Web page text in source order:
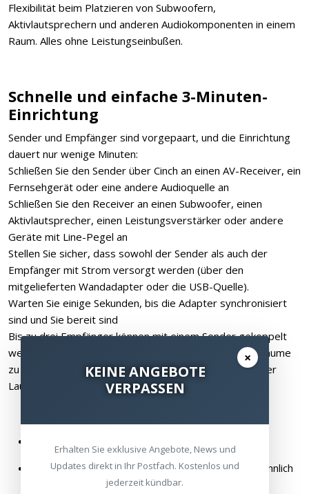
Flexibilität beim Platzieren von Subwoofern,
Aktivlautsprechern und anderen Audiokomponenten in einem
Raum. Alles ohne Leistungseinbußen.
Schnelle und einfache 3-Minuten-
Einrichtung
Sender und Empfänger sind vorgepaart, und die Einrichtung
dauert nur wenige Minuten:
Schließen Sie den Sender über Cinch an einen AV-Receiver, ein
Fernsehgerät oder eine andere Audioquelle an
Schließen Sie den Receiver an einen Subwoofer, einen
Aktivlautsprecher, einen Leistungsverstärker oder andere
Geräte mit Line-Pegel an
Stellen Sie sicher, dass sowohl der Sender als auch der
Empfänger mit Strom versorgt werden (über den
mitgelieferten Wandadapter oder die USB-Quelle).
Warten Sie einige Sekunden, bis die Adapter synchronisiert
sind und Sie bereit sind
Bis zu drei Empfänger können mit einem Sender gekoppelt
werden, um ein verteiltes Audiosystem für mehrere Räume
zu erstellen, oder zur Verwendung mit Subwoofern oder
Lautsprechern mit mehreren Stromversorgungen
2 x 17-inch 3.5 mm Stereo männlich auf Stereo männlich
RCA Adapterkabel
×
KEINE ANGEBOTE
VERPASSEN
Erhalten Sie exklusive Angebote, News und
Updates direkt in Ihr Postfach. Kostenlos und
jederzeit kündbar.